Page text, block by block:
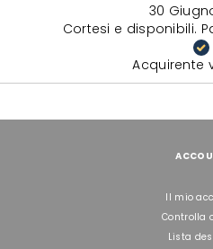
30
Cortesi e disponibili.
Acquirente
Il mio
Controlla
Lista